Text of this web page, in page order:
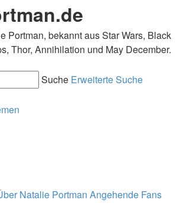
Portman, bekannt aus Star Wars, Black
Thor, Annihilation und May December.
Suche Erweiterte Suche
Natalie Portman Angehende Fans